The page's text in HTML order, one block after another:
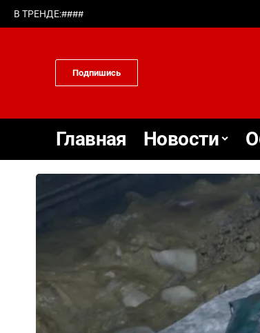
В ТРЕНДЕ:####
Подпишись
Главная Новости